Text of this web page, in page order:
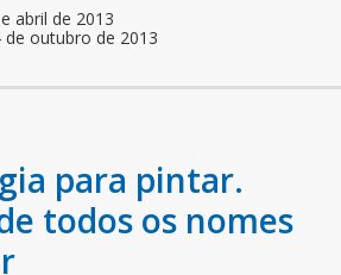
abril de 2013
de outubro de 2013
para pintar.
todos os nomes